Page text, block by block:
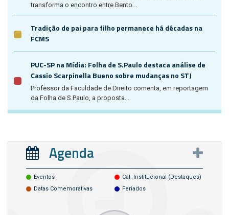
transforma o encontro entre Bento...
Tradição de pai para filho permanece há décadas na
FCMS
PUC-SP na Mídia: Folha de S.Paulo destaca análise de
Cassio Scarpinella Bueno sobre mudanças no STJ
Professor da Faculdade de Direito comenta, em reportagem
da Folha de S.Paulo, a proposta...
Agenda
Eventos
Cal. Institucional (destaques)
Datas Comemorativas
Feriados